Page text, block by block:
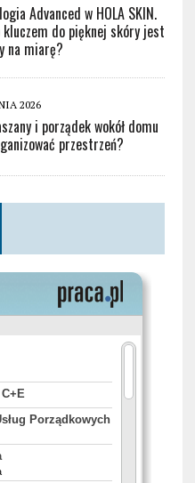
Advanced w HOLA SKIN.
kluczem do pięknej skóry jest
na miarę?
2026
i porządek wokół domu
przestrzeń?